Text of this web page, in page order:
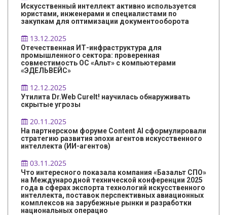
Искусственный интеллект активно используется
юристами, инженерами и специалистами по
закупкам для оптимизации документооборота
13.12.2025
Отечественная ИТ-инфраструктура для
промышленного сектора: проверенная
совместимость ОС «Альт» с компьютерами
«ЭДЕЛЬВЕЙС»
12.12.2025
Утилита Dr.Web CureIt! научилась обнаруживать
скрытые угрозы
20.11.2025
На партнерском форуме Content AI сформулировали
стратегию развития эпохи агентов искусственного
интеллекта (ИИ-агентов)
03.11.2025
Что интересного показала компания «Базальт СПО»
на Международной технической конференции 2025
года в сферах экспорта технологий искусственного
интеллекта, поставок перспективных авиационных
комплексов на зарубежные рынки и разработки
национальных операцио